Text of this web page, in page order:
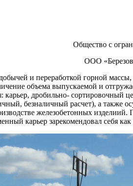
Общество с
ООО
и переработкой горной
объема выпускаемой и
дробильно-
безналичный расчет), а также
железобетонных
карьер зарекомендовал себя